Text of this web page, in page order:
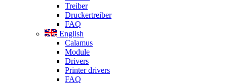
Treiber
Druckertreiber
FAQ
English
Calamus
Module
Drivers
Printer drivers
FAQ